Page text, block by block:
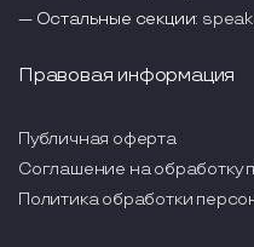
— Остальные секции:
Правовая информация
Публичная оферта
Соглашение на обработку
Политика обработки